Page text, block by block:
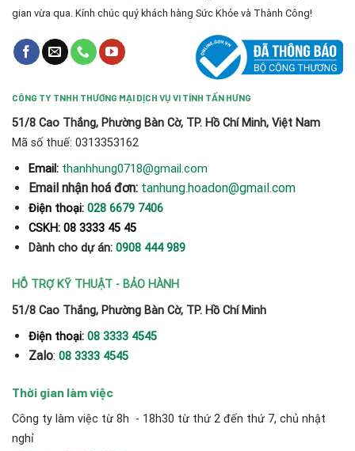
gian vừa qua. Kính chúc quý khách hàng Sức Khỏe và Thành Công!
CÔNG TY TNHH THƯƠNG MẠI DỊCH VỤ VI TÍNH TẤN HƯNG
51/8 Cao Thắng, Phường Bàn Cờ, TP. Hồ Chí Minh, Việt Nam
Mã số thuế: 0313353162
Email: thanhhung0718@gmail.com
Email nhận hoá đơn: tanhung.hoadon@gmail.com
Điện thoại: 028 6679 7406
CSKH: 08 3333 45 45
Dành cho dự án: 0908 444 989
HỖ TRỢ KỸ THUẬT - BẢO HÀNH
51/8 Cao Thắng, Phường Bàn Cờ, TP. Hồ Chí Minh
Điện thoại: 08 3333 4545
Zalo: 08 3333 4545
Thời gian làm việc
Công ty làm việc từ 8h - 18h30 từ thứ 2 đến thứ 7, chủ nhật
nghỉ